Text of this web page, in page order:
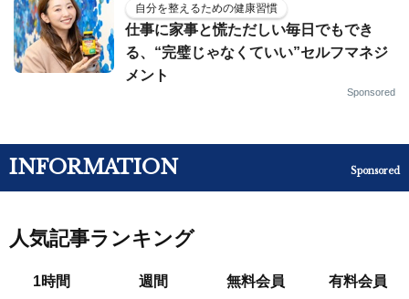
自分を整えるための健康習慣
仕事に家事と慌ただしい毎日でもでき
る、“完璧じゃなくていい”セルフマネジ
メント
Sponsored
INFORMATION Sponsored
人気記事ランキング
1時間 週間 無料会員 有料会員